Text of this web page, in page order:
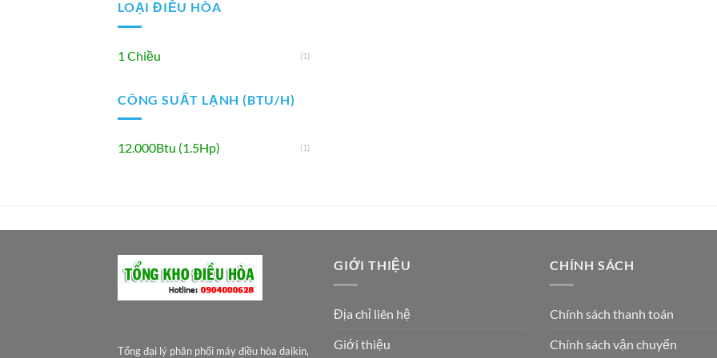
LOẠI ĐIỀU HÒA
1 Chiều (1)
CÔNG SUẤT LẠNH (BTU/H)
12.000Btu (1.5Hp) (1)
Tổng đại lý phân phối máy điều hòa daikin,
GIỚI THIỆU
Địa chỉ liên hệ
Giới thiệu
CHÍNH SÁCH
Chính sách thanh toán
Chính sách vận chuyển